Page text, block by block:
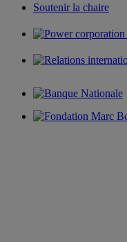
Soutenir la chaire